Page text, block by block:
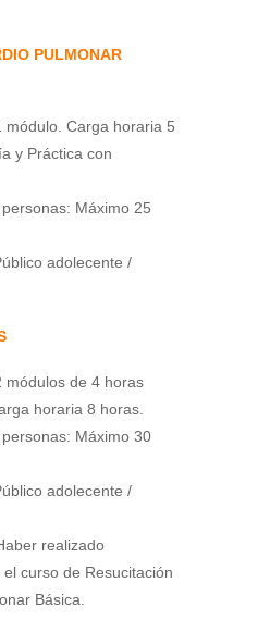
PULMONAR
módulo. Carga horaria 5
y Práctica con
Máximo 25
adolecente /
módulos de 4 horas
horaria 8 horas.
Máximo 30
adolecente /
realizado
curso de Resucitación
Básica.